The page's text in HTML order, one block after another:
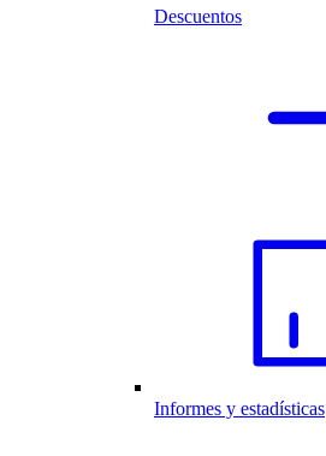
Descuentos
Informes y estadísticas